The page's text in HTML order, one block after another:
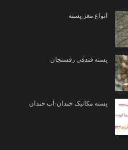
انواع مغز پسته
پسته فندقی رفسنجان
پسته مکانیک خندان-آب خندان